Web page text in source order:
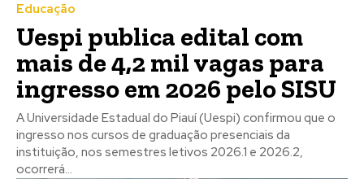
Educação
Uespi publica edital com
mais de 4,2 mil vagas para
ingresso em 2026 pelo SISU
A Universidade Estadual do Piauí (Uespi) confirmou que o
ingresso nos cursos de graduação presenciais da
instituição, nos semestres letivos 2026.1 e 2026.2,
ocorrerá...